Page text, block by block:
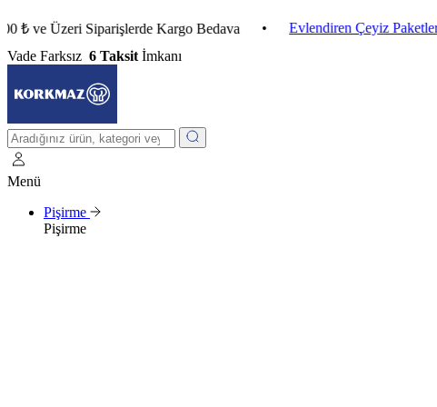
Üzeri Siparişlerde Kargo Bedava • Evlendiren Çeyiz Paketleri •
Vade Farksız 6 Taksit İmkanı
Menü
Pişirme
Pişirme